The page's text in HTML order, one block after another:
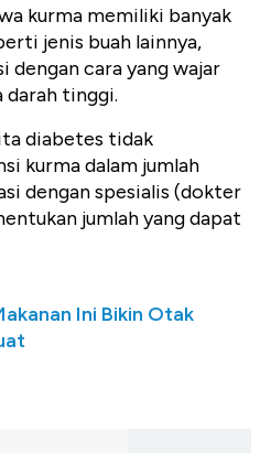
kurma memiliki banyak
jenis buah lainnya,
dengan cara yang wajar
darah tinggi.
diabetes tidak
kurma dalam jumlah
dengan spesialis (dokter
jumlah yang dapat
Ini Bikin Otak